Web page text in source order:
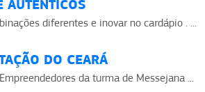
AUTÊNTICOS
diferentes e inovar no cardápio . ...
DO CEARÁ
da turma de Messejana ...